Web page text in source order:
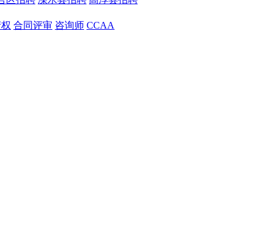
合同评审 咨询师 CCAA